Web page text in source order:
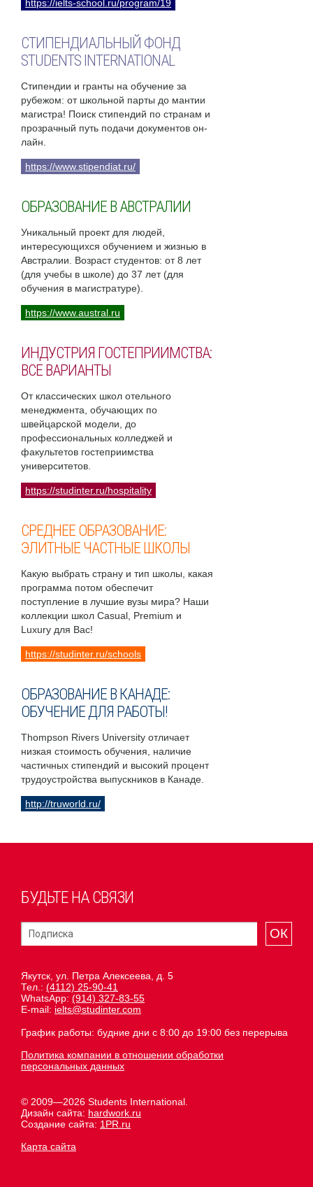
https://ielts-school.ru/program/19
СТИПЕНДИАЛЬНЫЙ ФОНД
STUDENTS INTERNATIONAL
Стипендии и гранты на обучение за
рубежом: от школьной парты до мантии
магистра! Поиск стипендий по странам и
прозрачный путь подачи документов он-
лайн.
https://www.stipendiat.ru/
ОБРАЗОВАНИЕ В АВСТРАЛИИ
Уникальный проект для людей,
интересующихся обучением и жизнью в
Австралии. Возраст студентов: от 8 лет
(для учебы в школе) до 37 лет (для
обучения в магистратуре).
https://www.austral.ru
ИНДУСТРИЯ ГОСТЕПРИИМСТВА:
ВСЕ ВАРИАНТЫ
От классических школ отельного
менеджмента, обучающих по
швейцарской модели, до
профессиональных колледжей и
факультетов гостеприимства
университетов.
https://studinter.ru/hospitality
СРЕДНЕЕ ОБРАЗОВАНИЕ:
ЭЛИТНЫЕ ЧАСТНЫЕ ШКОЛЫ
Какую выбрать страну и тип школы, какая
программа потом обеспечит
поступление в лучшие вузы мира? Наши
коллекции школ Casual, Premium и
Luxury для Вас!
https://studinter.ru/schools
ОБРАЗОВАНИЕ В КАНАДЕ:
ОБУЧЕНИЕ ДЛЯ РАБОТЫ!
Thompson Rivers University отличает
низкая стоимость обучения, наличие
частичных стипендий и высокий процент
трудоустройства выпускников в Канаде.
http://truworld.ru/
БУДЬТЕ НА СВЯЗИ
ОК
Якутск, ул. Петра Алексеева, д. 5
Тел.: (4112) 25-90-41
WhatsApp: (914) 327-83-55
E-mail: ielts@studinter.com
График работы: будние дни с 8:00 до 19:00 без перерыва
Политика компании в отношении обработки
персональных данных
© 2009—2026 Students International.
Дизайн сайта: hardwork.ru
Создание сайта: 1PR.ru
Карта сайта